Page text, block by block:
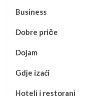
Business
Dobre priče
Dojam
Gdje izaći
Hoteli i restorani